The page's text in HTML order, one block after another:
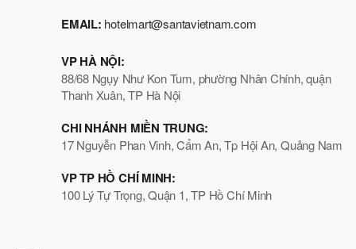
EMAIL: hotelmart@santavietnam.com
VP HÀ NỘI:
88/68 Ngụy Như Kon Tum, phường Nhân Chính, quận
Thanh Xuân, TP Hà Nội
CHI NHÁNH MIỀN TRUNG:
17 Nguyễn Phan Vinh, Cẩm An, Tp Hội An, Quảng Nam
VP TP HỒ CHÍ MINH:
100 Lý Tự Trọng, Quận 1, TP Hồ Chí Minh